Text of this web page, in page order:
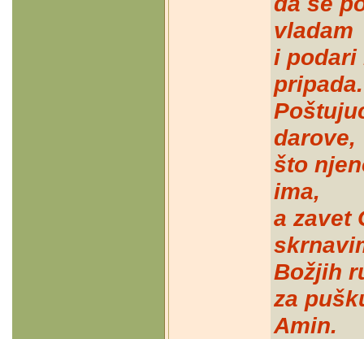
vladam
i podari
pripada.
darove,
što
ima,
a zavet
Božjih
za
Amin.